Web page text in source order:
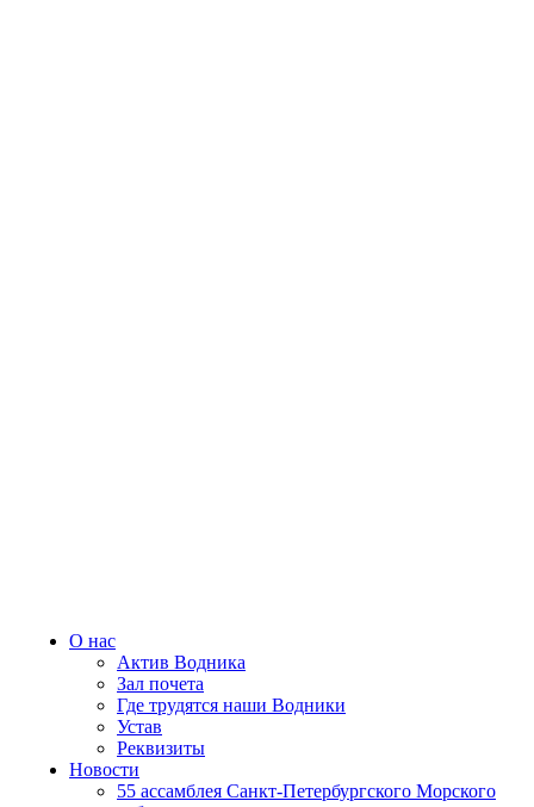
О нас
Актив Водника
Зал почета
Где трудятся наши Водники
Устав
Реквизиты
Новости
55 ассамблея Санкт-Петербургского Морского